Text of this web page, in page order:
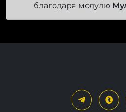
благодаря модулю